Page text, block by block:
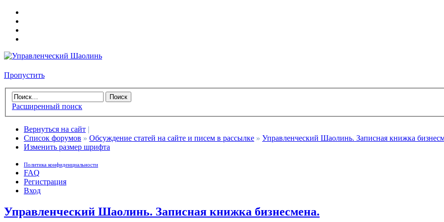
Пропустить
Расширенный поиск
Вернуться на сайт |
Список форумов » Обсуждение статей на сайте и писем в рассылке » Управленческий Шаолинь. Записная книжка
Изменить размер шрифта
Политика конфиденциальности
FAQ
Регистрация
Вход
Управленческий Шаолинь. Записная книжка бизнесмена.